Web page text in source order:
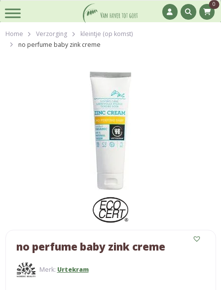
0
Home Verzorging
kleintje (op komst)
no perfume baby zink creme
no perfume baby zink creme
Merk: Urtekram